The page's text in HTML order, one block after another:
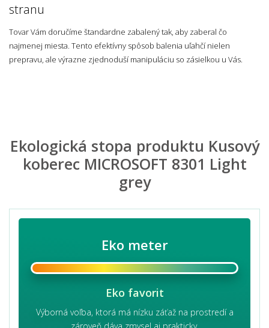
stranu
Tovar Vám doručíme štandardne zabalený tak, aby zaberal čo
najmenej miesta. Tento efektívny spôsob balenia uľahčí nielen
prepravu, ale výrazne zjednoduší manipuláciu so zásielkou u Vás.
Ekologická stopa produktu Kusový
koberec MICROSOFT 8301 Light
grey
Eko meter
Eko favorit
Výborná voľba, ktorá má nízku záťaž na prostredí a
zároveň dáva zmysel aj prakticky.